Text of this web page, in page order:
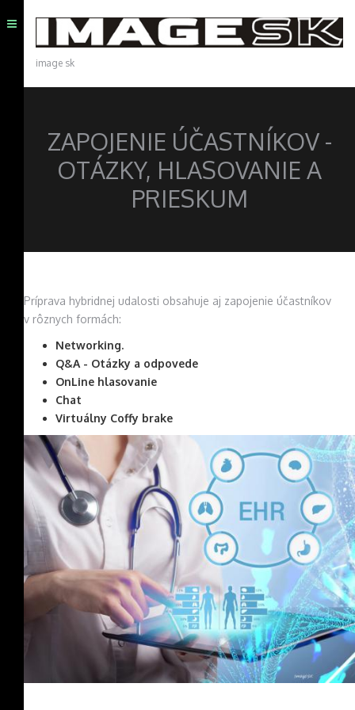
image sk
ZAPOJENIE ÚČASTNÍKOV -
OTÁZKY, HLASOVANIE A
PRIESKUM
Príprava hybridnej udalosti obsahuje aj zapojenie účastníkov
v rôznych formách:
Networking.
Q&A - Otázky a odpovede
OnLine hlasovanie
Chat
Virtuálny Coffy brake
Image